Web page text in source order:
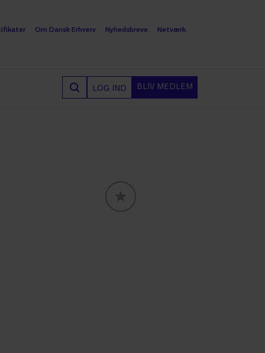
Om Dansk Erhverv Nyhedsbreve Netværk
LOG IND BLIV MEDLEM